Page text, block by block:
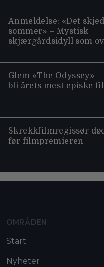
Anmeldelse: «Det
sommer» – Mystisk
skjærgårdsidyll som
Glem «The Odyssey»
bli årets mest episke
Skrekkfilmregissør
før filmpremieren
OMRÅDEN
Start
Nyheter